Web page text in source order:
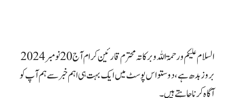
السلام علیکم ورحمۃ اللہ وبرکاتہ محترم قارئین کرام آج 20 نومبر 2024
بروز بدھ ہے، دوستو اس پوسٹ میں ایک بہت ہی اہم خبر سے ہم آپ کو
آگاہ کرنا چاہتے ہیں۔